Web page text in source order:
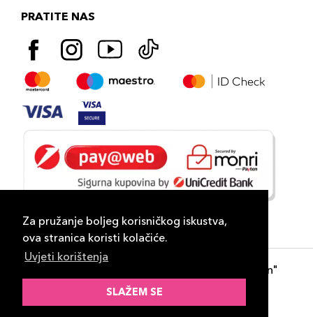
Za pružanje boljeg korisničkog iskustva,
ova stranica koristi kolačiće.
Uvjeti korištenja
SLAŽEM SE
PRATITE NAS
- "DP Lux Distribution"
d.o.o. Banja Luka
ID-S Consulting d.o.o. Sarajevo